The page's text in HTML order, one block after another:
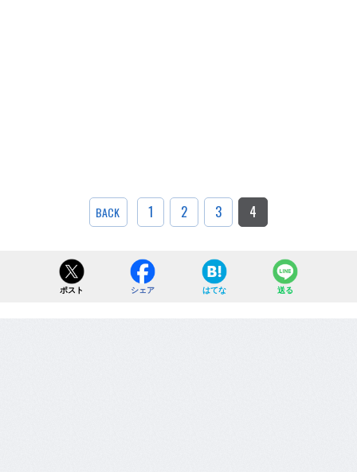
BACK 1 2 3 4
ポスト シェア はてな 送る